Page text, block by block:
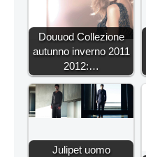
Douuod Collezione
autunno inverno 2011
2012:…
Julipet uomo